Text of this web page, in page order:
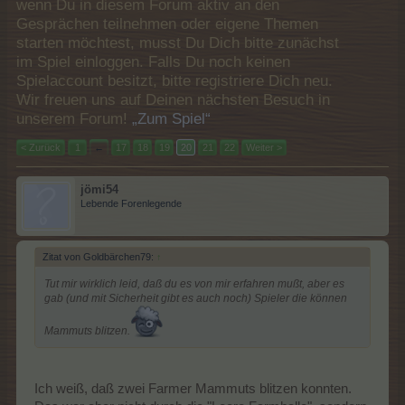
wenn Du in diesem Forum aktiv an den
Gesprächen teilnehmen oder eigene Themen
starten möchtest, musst Du Dich bitte zunächst
im Spiel einloggen. Falls Du noch keinen
Spielaccount besitzt, bitte registriere Dich neu.
Wir freuen uns auf Deinen nächsten Besuch in
unserem Forum! „Zum Spiel“
< Zurück 1 ← 17 18 19 20 21 22 Weiter >
jömi54
Lebende Forenlegende
Zitat von Goldbärchen79: ↑
Tut mir wirklich leid, daß du es von mir erfahren mußt, aber es
gab (und mit Sicherheit gibt es auch noch) Spieler die können
Mammuts blitzen.
Ich weiß, daß zwei Farmer Mammuts blitzen konnten.